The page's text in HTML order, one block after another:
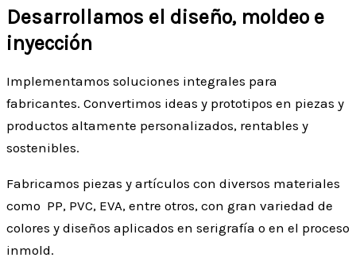
Desarrollamos el diseño, moldeo e
inyección
Implementamos soluciones integrales para
fabricantes. Convertimos ideas y prototipos en piezas y
productos altamente personalizados, rentables y
sostenibles.
Fabricamos piezas y artículos con diversos materiales
como PP, PVC, EVA, entre otros, con gran variedad de
colores y diseños aplicados en serigrafía o en el proceso
inmold.